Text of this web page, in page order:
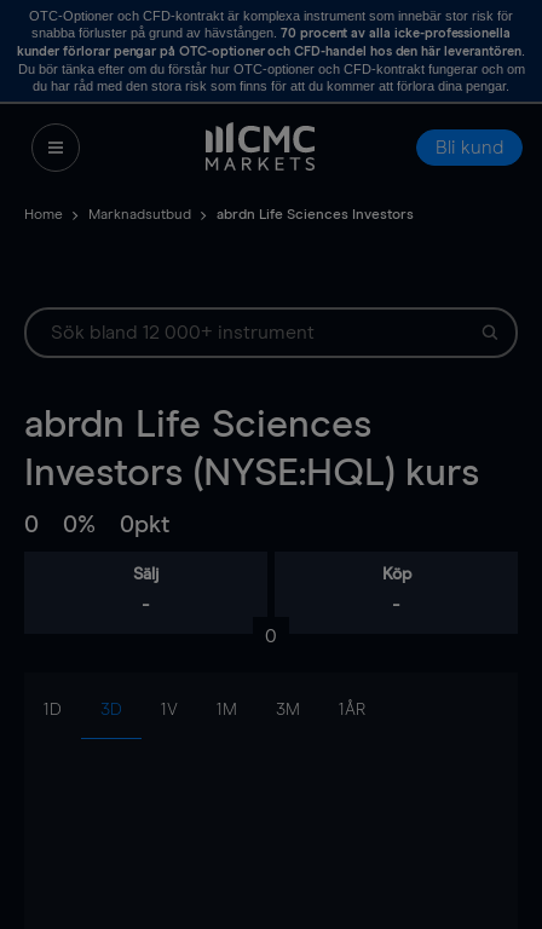
OTC-Optioner och CFD-kontrakt är komplexa instrument som innebär stor risk för
snabba förluster på grund av hävstången. 70 procent av alla icke-professionella
kunder förlorar pengar på OTC-optioner och CFD-handel hos den här leverantören.
Du bör tänka efter om du förstår hur OTC-optioner och CFD-kontrakt fungerar och om
du har råd med den stora risk som finns för att du kommer att förlora dina pengar.
Bli kund
Home Marknadsutbud abrdn Life Sciences Investors
abrdn Life Sciences
Investors (NYSE:HQL) kurs
0 0% 0pkt
Sälj
-
Köp
-
0
1D 3D 1V 1M 3M 1ÅR